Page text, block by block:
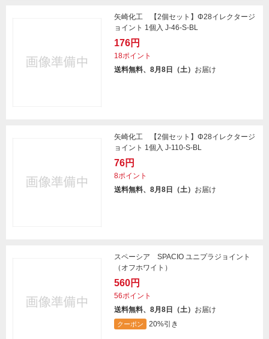
矢崎化工 【2個セット】Φ28イレクタージ
ョイント 1個入 J-46-S-BL
176円
18ポイント
送料無料、8月8日（土） お届け
矢崎化工 【2個セット】Φ28イレクタージ
ョイント 1個入 J-110-S-BL
76円
8ポイント
送料無料、8月8日（土） お届け
スペーシア SPACIO ユニプラジョイント
（オフホワイト）
560円
56ポイント
送料無料、8月8日（土） お届け
クーポン 20%引き